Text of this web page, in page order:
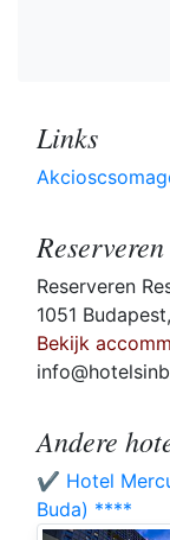
Links
Reserveren
Reserveren
1051
Bekijk
Andere
✔️ Hotel
Buda) ****